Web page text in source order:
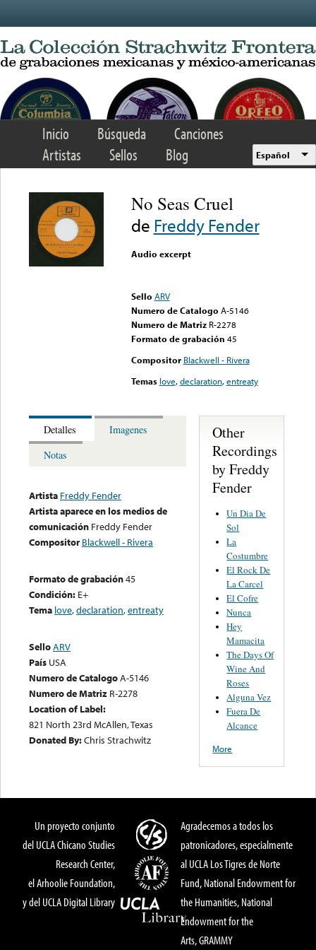
Inicio Búsqueda
Canciones
Artistas
Sellos Blog Español
No Seas Cruel
de Freddy Fender
Audio excerpt
Sello ARV
Numero de Catalogo A-5146
Numero de Matriz R-2278
Formato de grabación 45
Compositor Blackwell - Rivera
Temas love,declaration,entreaty
Detalles
Imagenes
Notas
Artista Freddy Fender
Artista aparece en los medios de
comunicación Freddy Fender
Compositor Blackwell - Rivera
Formato de grabación45
Condición: E+
Tema love,declaration,entreaty
SelloARV
País USA
Numero de CatalogoA-5146
Numero de Matriz R-2278
Location of Label:
821 North 23rd McAllen, Texas
Donated By:Chris Strachwitz
Other
Recordings
by Freddy
Fender
Un Dia De
Sol
La
Costumbre
El Rock De
La Carcel
El Cofre
Nunca
Hey
Mamacita
The Days Of
Wine And
Roses
Alguna Vez
Fuera De
Alcance
More
Un proyecto conjunto
del UCLA Chicano Studies
Research Center,
el Arhoolie Foundation,
y del UCLA Digital Library
Agradecemos a todos los
patronicadores, especialmente
al UCLA Los Tigres de Norte
Fund, National Endowment for
the Humanities, National
Endowment for the
Arts, GRAMMY